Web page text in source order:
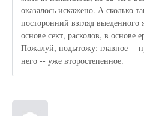
оказалось искажено. А сколько
посторонний взгляд
основе сект, расколов, в основе
Пожалуй, подытожу: главное --
него -- уже второстепенное.